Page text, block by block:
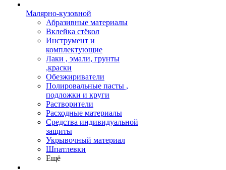
Малярно-кузовной
Абразивные материалы
Вклейка стёкол
Инструмент и
комплектующие
Лаки , эмали, грунты
,краски
Обезжириватели
Полировальные пасты ,
подложки и круги
Растворители
Расходные материалы
Средства индивидуальной
защиты
Укрывочный материал
Шпатлевки
Ещё